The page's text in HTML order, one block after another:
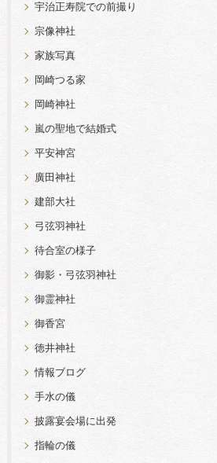
宇治正寿院での前撮り
宗像神社
家族写真
岡崎つる家
岡崎神社
嵐の聖地で結婚式
平安神宮
廣田神社
建部大社
弓弦羽神社
待合室の様子
御影・弓弦羽神社
御霊神社
御香宮
徳井神社
情報ブログ
手水の儀
披露宴会場に出発
指輪の儀